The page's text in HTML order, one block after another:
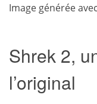
Image générée avec
Shrek 2,
l’original